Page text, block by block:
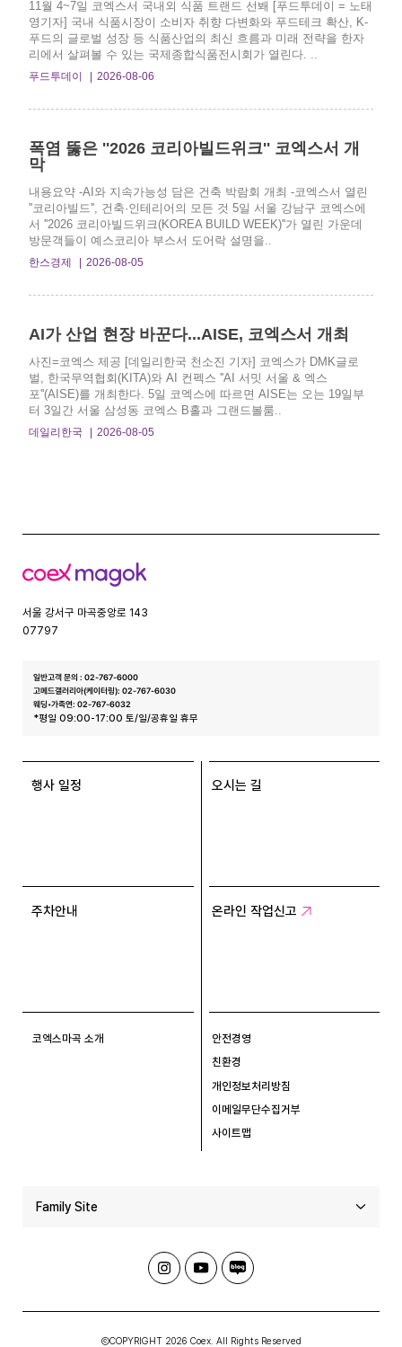
코
스
서울 강서구 마곡중앙로 143
07797
일반고객 문의 : 02-767-6000
고메드갤러리아(케이터링): 02-767-6030
웨딩•가족연: 02-767-6032
*평일 09:00-17:00 토/일/공휴일 휴무
행사 일정 오시는 길
주차안내 온라인 작업신고
코엑스마곡 소개
안전경영
친환경
개인정보처리방침
이메일무단수집거부
사이트맵
Family Site
ⒸCOPYRIGHT 2026 Coex. All Rights Reserved